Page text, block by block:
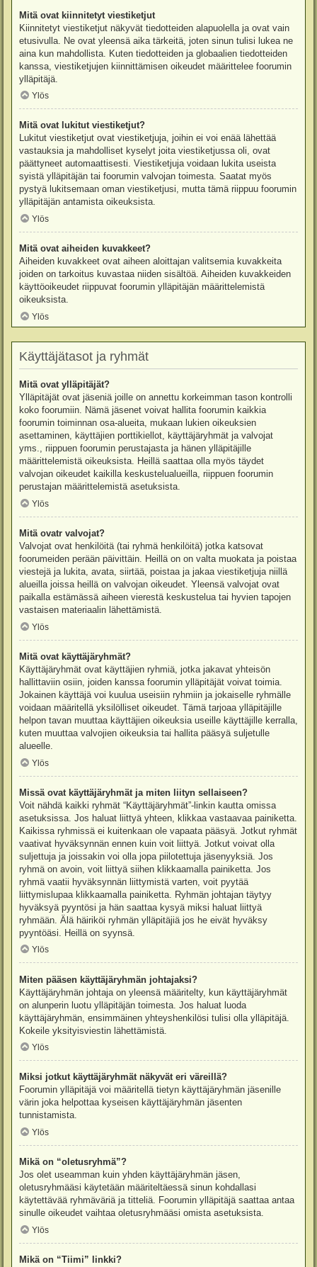
Mitä ovat kiinnitetyt viestiketjut
Kiinnitetyt viestiketjut näkyvät tiedotteiden alapuolella ja ovat vain
etusivulla. Ne ovat yleensä aika tärkeitä, joten sinun tulisi lukea ne
aina kun mahdollista. Kuten tiedotteiden ja globaalien tiedotteiden
kanssa, viestiketjujen kiinnittämisen oikeudet määrittelee foorumin
ylläpitäjä.
Ylös
Mitä ovat lukitut viestiketjut?
Lukitut viestiketjut ovat viestiketjuja, joihin ei voi enää lähettää
vastauksia ja mahdolliset kyselyt joita viestiketjussa oli, ovat
päättyneet automaattisesti. Viestiketjuja voidaan lukita useista
syistä ylläpitäjän tai foorumin valvojan toimesta. Saatat myös
pystyä lukitsemaan oman viestiketjusi, mutta tämä riippuu foorumin
ylläpitäjän antamista oikeuksista.
Ylös
Mitä ovat aiheiden kuvakkeet?
Aiheiden kuvakkeet ovat aiheen aloittajan valitsemia kuvakkeita
joiden on tarkoitus kuvastaa niiden sisältöä. Aiheiden kuvakkeiden
käyttöoikeudet riippuvat foorumin ylläpitäjän määrittelemistä
oikeuksista.
Ylös
Käyttäjätasot ja ryhmät
Mitä ovat ylläpitäjät?
Ylläpitäjät ovat jäseniä joille on annettu korkeimman tason kontrolli
koko foorumiin. Nämä jäsenet voivat hallita foorumin kaikkia
foorumin toiminnan osa-alueita, mukaan lukien oikeuksien
asettaminen, käyttäjien porttikiellot, käyttäjäryhmät ja valvojat
yms., riippuen foorumin perustajasta ja hänen ylläpitäjille
määrittelemistä oikeuksista. Heillä saattaa olla myös täydet
valvojan oikeudet kaikilla keskustelualueilla, riippuen foorumin
perustajan määrittelemistä asetuksista.
Ylös
Mitä ovatr valvojat?
Valvojat ovat henkilöitä (tai ryhmä henkilöitä) jotka katsovat
foorumeiden perään päivittäin. Heillä on on valta muokata ja poistaa
viestejä ja lukita, avata, siirtää, poistaa ja jakaa viestiketjuja niillä
alueilla joissa heillä on valvojan oikeudet. Yleensä valvojat ovat
paikalla estämässä aiheen vierestä keskustelua tai hyvien tapojen
vastaisen materiaalin lähettämistä.
Ylös
Mitä ovat käyttäjäryhmät?
Käyttäjäryhmät ovat käyttäjien ryhmiä, jotka jakavat yhteisön
hallittaviin osiin, joiden kanssa foorumin ylläpitäjät voivat toimia.
Jokainen käyttäjä voi kuulua useisiin ryhmiin ja jokaiselle ryhmälle
voidaan määritellä yksilölliset oikeudet. Tämä tarjoaa ylläpitäjille
helpon tavan muuttaa käyttäjien oikeuksia useille käyttäjille kerralla,
kuten muuttaa valvojien oikeuksia tai hallita pääsyä suljetulle
alueelle.
Ylös
Missä ovat käyttäjäryhmät ja miten liityn sellaiseen?
Voit nähdä kaikki ryhmät “Käyttäjäryhmät”-linkin kautta omissa
asetuksissa. Jos haluat liittyä yhteen, klikkaa vastaavaa painiketta.
Kaikissa ryhmissä ei kuitenkaan ole vapaata pääsyä. Jotkut ryhmät
vaativat hyväksynnän ennen kuin voit liittyä. Jotkut voivat olla
suljettuja ja joissakin voi olla jopa piilotettuja jäsenyyksiä. Jos
ryhmä on avoin, voit liittyä siihen klikkaamalla painiketta. Jos
ryhmä vaatii hyväksynnän liittymistä varten, voit pyytää
liittymislupaa klikkaamalla painiketta. Ryhmän johtajan täytyy
hyväksyä pyyntösi ja hän saattaa kysyä miksi haluat liittyä
ryhmään. Älä häiriköi ryhmän ylläpitäjiä jos he eivät hyväksy
pyyntöäsi. Heillä on syynsä.
Ylös
Miten pääsen käyttäjäryhmän johtajaksi?
Käyttäjäryhmän johtaja on yleensä määritelty, kun käyttäjäryhmät
on alunperin luotu ylläpitäjän toimesta. Jos haluat luoda
käyttäjäryhmän, ensimmäinen yhteyshenkilösi tulisi olla ylläpitäjä.
Kokeile yksityisviestin lähettämistä.
Ylös
Miksi jotkut käyttäjäryhmät näkyvät eri väreillä?
Foorumin ylläpitäjä voi määritellä tietyn käyttäjäryhmän jäsenille
värin joka helpottaa kyseisen käyttäjäryhmän jäsenten
tunnistamista.
Ylös
Mikä on “oletusryhmä”?
Jos olet useamman kuin yhden käyttäjäryhmän jäsen,
oletusryhmääsi käytetään määriteltäessä sinun kohdallasi
käytettävää ryhmäväriä ja titteliä. Foorumin ylläpitäjä saattaa antaa
sinulle oikeudet vaihtaa oletusryhmääsi omista asetuksista.
Ylös
Mikä on “Tiimi” linkki?